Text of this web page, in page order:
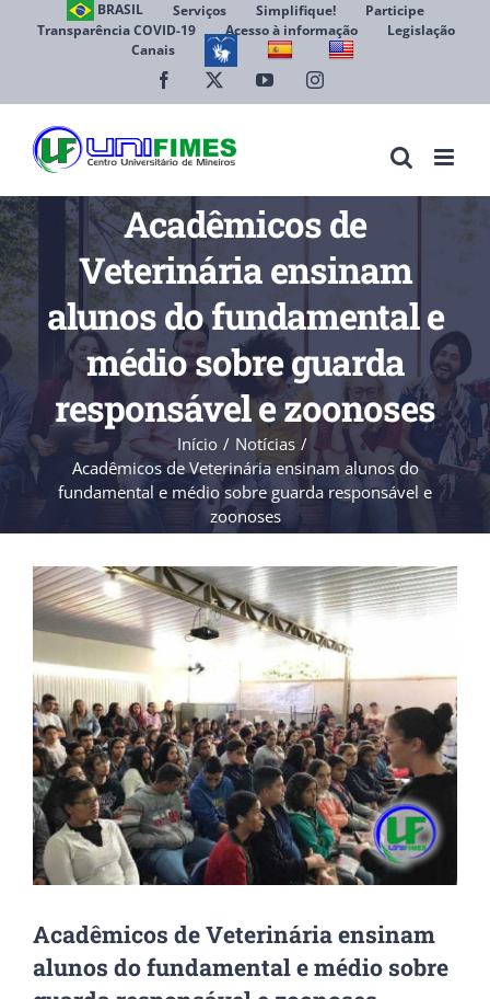
BRASIL Serviços Simplifique!
Participe
Transparência COVID-19
Acesso à informação
Legislação
Canais
Facebook YouTubeInstagram
Acadêmicos de
Veterinária ensinam
alunos do fundamental e
médio sobre guarda
responsável e zoonoses
Início
Notícias
Acadêmicos de Veterinária ensinam alunos do
fundamental e médio sobre guarda responsável e
zoonoses
View
Larger
Image
Acadêmicos de Veterinária ensinam
alunos do fundamental e médio sobre